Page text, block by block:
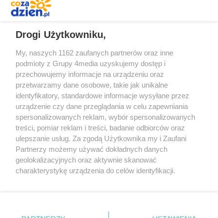
Redakcja Reklama Prywatność
Praca Łódź
the:protocol
Drogi Użytkowniku,
My, naszych 1162 zaufanych partnerów oraz inne
podmioty z Grupy 4media uzyskujemy dostęp i
przechowujemy informacje na urządzeniu oraz
przetwarzamy dane osobowe, takie jak unikalne
identyfikatory, standardowe informacje wysyłane przez
urządzenie czy dane przeglądania w celu zapewniania
spersonalizowanych reklam, wybór spersonalizowanych
treści, pomiar reklam i treści, badanie odbiorców oraz
ulepszanie usług. Za zgodą Użytkownika my i Zaufani
Partnerzy możemy używać dokładnych danych
geolokalizacyjnych oraz aktywnie skanować
charakterystykę urządzenia do celów identyfikacji.
zmienić/wycofać klikając przycisk ustawień prywatności